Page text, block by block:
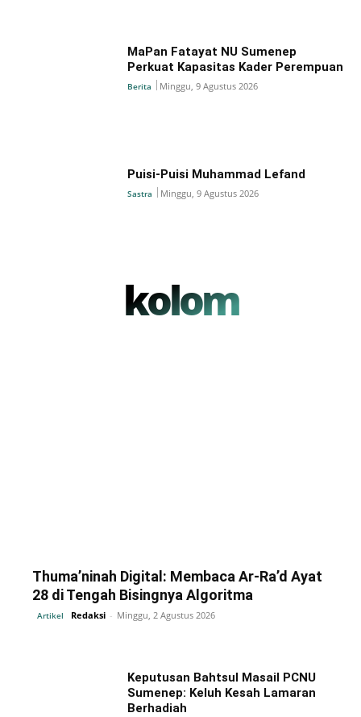
MaPan Fatayat NU Sumenep
Perkuat Kapasitas Kader Perempuan
Berita Minggu, 9 Agustus 2026
Puisi-Puisi Muhammad Lefand
Sastra Minggu, 9 Agustus 2026
kolom
Thuma’ninah Digital: Membaca Ar-Ra’d Ayat
28 di Tengah Bisingnya Algoritma
Artikel Redaksi - Minggu, 2 Agustus 2026
Keputusan Bahtsul Masail PCNU
Sumenep: Keluh Kesah Lamaran
Berhadiah